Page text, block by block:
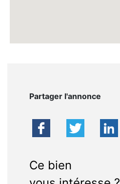
Partager l'annonce
Ce bien